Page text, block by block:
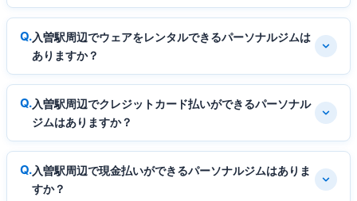
入曽駅周辺でウェアをレンタルできるパーソナルジムは
ありますか？
入曽駅周辺でクレジットカード払いができるパーソナル
ジムはありますか？
入曽駅周辺で現金払いができるパーソナルジムはありま
すか？